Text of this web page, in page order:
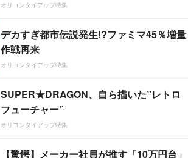
オリコンタイアップ特集
デカすぎ都市伝説発生!?ファミマ45％増量
作戦再来
オリコンタイアップ特集
SUPER★DRAGON、自ら描いた”レトロ
フューチャー”
オリコンタイアップ特集
【驚愕】メーカー社員が推す「10万円台」